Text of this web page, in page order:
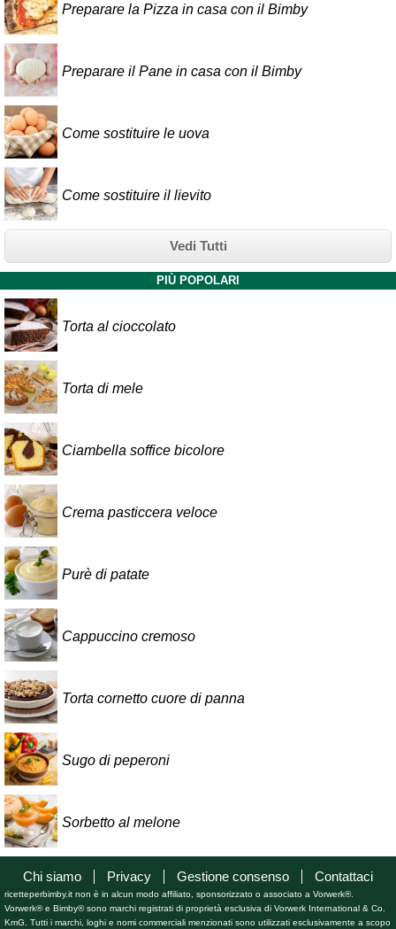
Preparare la Pizza in casa con il Bimby
Preparare il Pane in casa con il Bimby
Come sostituire le uova
Come sostituire il lievito
Vedi Tutti
PIÙ POPOLARI
Torta al cioccolato
Torta di mele
Ciambella soffice bicolore
Crema pasticcera veloce
Purè di patate
Cappuccino cremoso
Torta cornetto cuore di panna
Sugo di peperoni
Sorbetto al melone
Chi siamo Privacy Gestione consenso Contattaci
ricetteperbimby.it non è in alcun modo affiliato, sponsorizzato o associato a Vorwerk®.
Vorwerk® e Bimby® sono marchi registrati di proprietà esclusiva di Vorwerk International & Co.
KmG. Tutti i marchi, loghi e nomi commerciali menzionati sono utilizzati esclusivamente a scopo